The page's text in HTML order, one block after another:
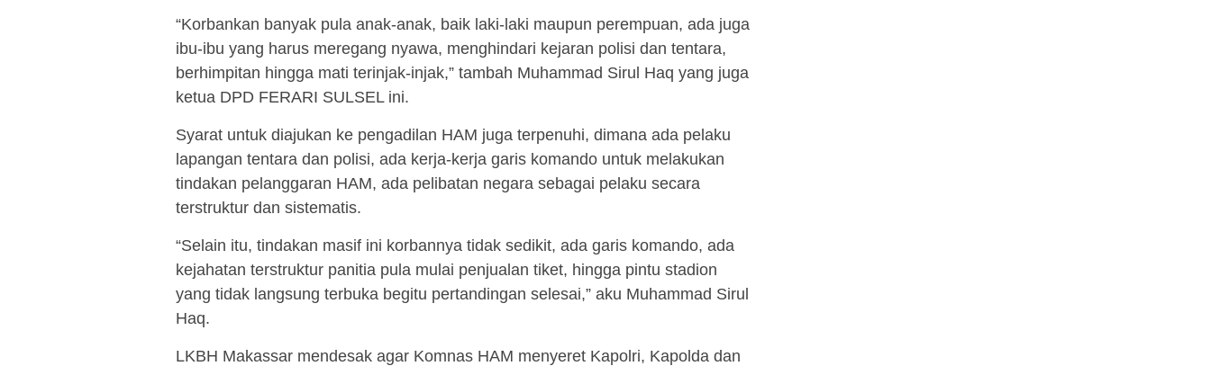
“Korbankan banyak pula anak-anak, baik laki-laki maupun perempuan, ada juga
ibu-ibu yang harus meregang nyawa, menghindari kejaran polisi dan tentara,
berhimpitan hingga mati terinjak-injak,” tambah Muhammad Sirul Haq yang juga
ketua DPD FERARI SULSEL ini.
Syarat untuk diajukan ke pengadilan HAM juga terpenuhi, dimana ada pelaku
lapangan tentara dan polisi, ada kerja-kerja garis komando untuk melakukan
tindakan pelanggaran HAM, ada pelibatan negara sebagai pelaku secara
terstruktur dan sistematis.
“Selain itu, tindakan masif ini korbannya tidak sedikit, ada garis komando, ada
kejahatan terstruktur panitia pula mulai penjualan tiket, hingga pintu stadion
yang tidak langsung terbuka begitu pertandingan selesai,” aku Muhammad Sirul
Haq.
LKBH Makassar mendesak agar Komnas HAM menyeret Kapolri, Kapolda dan